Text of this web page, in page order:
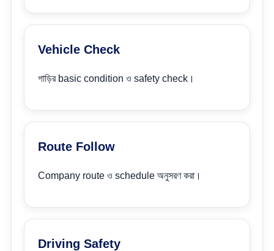
Vehicle Check
গাড়ির basic condition ও safety check।
Route Follow
Company route ও schedule অনুসরণ করা।
Driving Safety